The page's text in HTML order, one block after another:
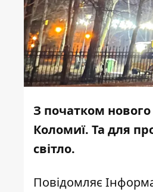
З початком
Коломиї. Та для
світло.
Повідомляє